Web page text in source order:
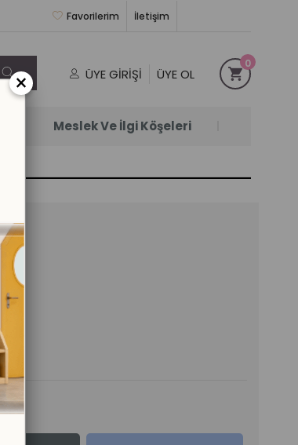
İletişim
Favorilerim
ÜYE GIRIŞI ÜYE OL
0
Meslek Ve İlgi Köşeleri
×